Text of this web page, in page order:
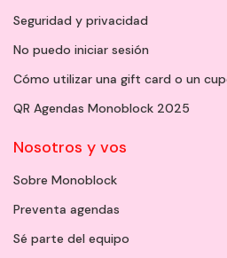
Seguridad y privacidad
No puedo iniciar sesión
Cómo utilizar una gift card o un
QR Agendas Monoblock 2025
Nosotros y vos
Sobre Monoblock
Preventa agendas
Sé parte del equipo